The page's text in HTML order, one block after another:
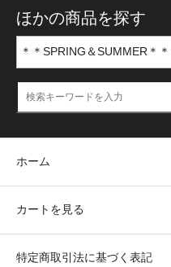
ほかの商品を探す
ホーム
カートを見る
特定商取引法に基づく表記